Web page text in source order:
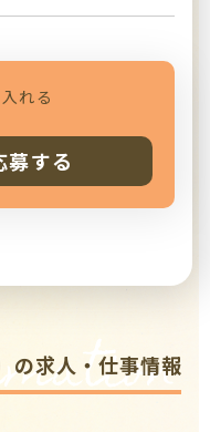
れる
募する
の求人・仕事情報